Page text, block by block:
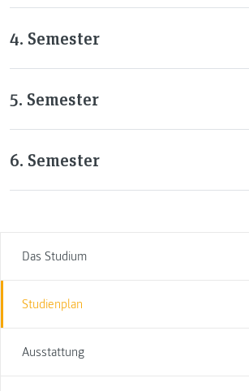
Das Studium
Studienplan
Ausstattung
4. Semester
5. Semester
6. Semester